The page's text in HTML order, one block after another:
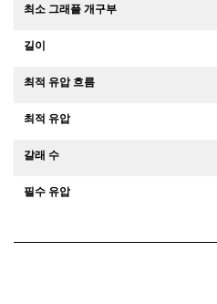
최소 그래플 개구부
길이
최적 유압 흐름
최적 유압
갈래 수
필수 유압